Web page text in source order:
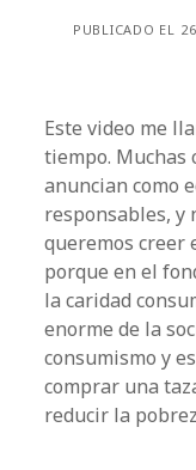
PUBLICADO EL
Este video me
tiempo. Muchas
anuncian como
responsables, y
queremos creer
porque en el
la caridad
enorme de la
consumismo y
comprar una
reducir la